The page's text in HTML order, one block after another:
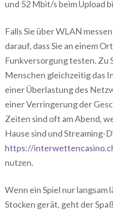
und 52 Mbit/s beim Upload
Falls Sie über WLAN
darauf, dass Sie an einem
Funkversorgung testen. Zu
Menschen gleichzeitig das
einer Überlastung des
einer Verringerung der
Zeiten sind oft am Abend,
Hause sind und Streaming-
https://
nutzen.
Wenn ein Spiel nur langsam
Stocken gerät, geht der